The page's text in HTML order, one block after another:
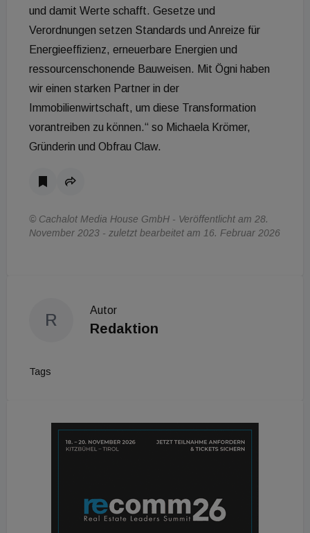
und damit Werte schafft. Gesetze und
Verordnungen setzen Standards und Anreize für
Energieeffizienz, erneuerbare Energien und
ressourcenschonende Bauweisen. Mit Ögni haben
wir einen starken Partner in der
Immobilienwirtschaft, um diese Transformation
vorantreiben zu können.“ so Michaela Krömer,
Gründerin und Obfrau Claw.
© Cachalot Media House GmbH - Veröffentlicht am 28.
November 2023 - zuletzt bearbeitet am 16. Februar 2026
R
Autor
Redaktion
Tags